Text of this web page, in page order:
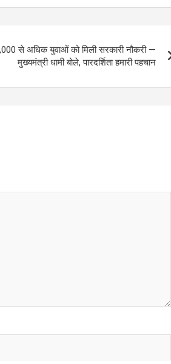
से अधिक युवाओं को मिली सरकारी नौकरी —
मुख्यमंत्री धामी बोले, पारदर्शिता हमारी पहचान